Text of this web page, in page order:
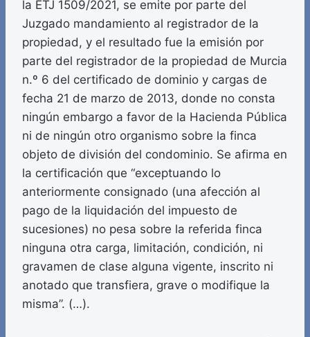
la ETJ 1509/2021, se emite por parte del
Juzgado mandamiento al registrador de la
propiedad, y el resultado fue la emisión por
parte del registrador de la propiedad de Murcia
n.º 6 del certificado de dominio y cargas de
fecha 21 de marzo de 2013, donde no consta
ningún embargo a favor de la Hacienda Pública
ni de ningún otro organismo sobre la finca
objeto de división del condominio. Se afirma en
la certificación que “exceptuando lo
anteriormente consignado (una afección al
pago de la liquidación del impuesto de
sucesiones) no pesa sobre la referida finca
ninguna otra carga, limitación, condición, ni
gravamen de clase alguna vigente, inscrito ni
anotado que transfiera, grave o modifique la
misma”. (…).